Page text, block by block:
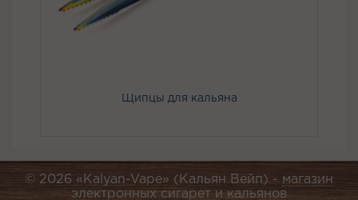
Щипцы для кальяна
© 2026 «Kalyan-Vape» (Кальян Вейп) - магазин
электронных сигарет и кальянов